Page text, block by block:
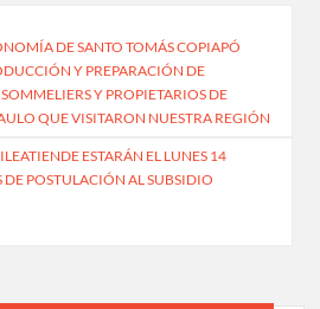
DE SANTO TOMÁS COPIAPÓ
Y PREPARACIÓN DE
Y PROPIETARIOS DE
QUE VISITARON NUESTRA REGIÓN
ESTARÁN EL LUNES 14
POSTULACIÓN AL SUBSIDIO